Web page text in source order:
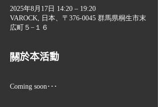
2025年8月17日 14:20 – 19:20
VAROCK, 日本、〒376-0045 群馬県桐生市末
広町５−１６
關於本活動
Coming soon･･･